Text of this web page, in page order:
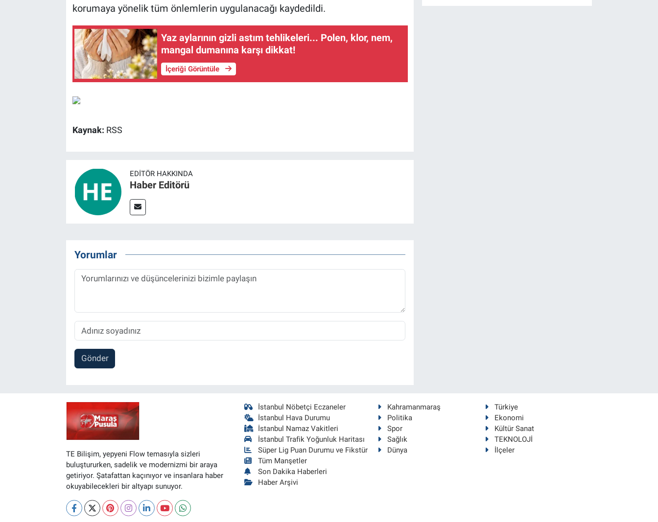
korumaya yönelik tüm önlemlerin uygulanacağı kaydedildi.
Yaz aylarının gizli astım tehlikeleri... Polen, klor, nem,
mangal dumanına karşı dikkat!
İçeriği Görüntüle
Kaynak: RSS
EDITÖR HAKKINDA
Haber Editörü
Yorumlar
Gönder
TE Bilişim, yepyeni Flow temasıyla sizleri
buluştururken, sadelik ve modernizmi bir araya
getiriyor. Şatafattan kaçınıyor ve insanlara haber
okuyabilecekleri bir altyapı sunuyor.
İstanbul Nöbetçi Eczaneler
İstanbul Hava Durumu
İstanbul Namaz Vakitleri
İstanbul Trafik Yoğunluk Haritası
Süper Lig Puan Durumu ve Fikstür
Tüm Manşetler
Son Dakika Haberleri
Haber Arşivi
Kahramanmaraş
Türkiye
Politika
Ekonomi
Spor
Kültür Sanat
Sağlık
TEKNOLOJİ
Dünya
İlçeler